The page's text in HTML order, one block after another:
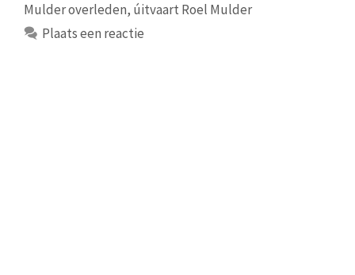
Mulder overleden, úitvaart Roel Mulder
Plaats een reactie